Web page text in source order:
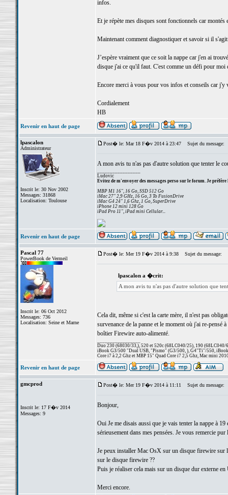
infos.
Et je répète mes disques sont fonctionnels car
Maintenant comment diagnostiquer et savoir si il
J’espère vraiment que ce soit la nappe car j'en ai
disque j'ai ce qu'il faut. C'est comme un défi pour moi
Encore merci à vous pour vos infos et conseils car j'y
Cordialement
HB
Revenir en haut de page
lpascalon
Administrateur
Inscrit le: 30 Nov 2002
Messages: 31868
Localisation: Toulouse
Post� le: Mar 18 F�v 2014 à 23:47 Sujet du message:
A mon avis tu n'as pas d'autre solution que tenter le
Ludovic
Evitez de m'envoyer des messages perso sur le forum. Je préfère
MBP M1 16", 16 Go, SSD 512 Go
iMac 27" 2,9 GHz, 16 Go, 3 To FusionDrive
iMac G4 24" 1,6 Ghz, 1 Go, SuperDrive
iPhone 12 mini 128 Go
iPad Pro 11", iPad mini Cellular...
Revenir en haut de page
Pascal 77
PowerBook de Vermeil
Inscrit le: 06 Oct 2012
Messages: 736
Localisation: Seine et Marne
Post� le: Mer 19 F�v 2014 à 9:38 Sujet du message:
lpascalon a �crit:
A mon avis tu n'as pas d'autre solution que
Cela dit, même si c'est la carte mère, il n'est pas
survenance de la panne et le moment où j'ai re-pensé
boîtier Firewire auto-alimenté.
Duo 230 (68030/33,), 520 et 520c (68LC040/25), 190 (68LC040/
iBook G3/500 "Dual USB, "Pismo" (G3/500, ), G4"Ti"/550,
Core i7 à 2,2 Ghz et MBP 15" Quad Core i7 2,5 Ghz, Mac mini
Revenir en haut de page
gmcprod
Inscrit le: 17 F�v 2014
Messages: 9
Post� le: Mer 19 F�v 2014 à 11:11 Sujet du message:
Bonjour,
Oui Je me disais aussi que je vais tenter la nappe à
sérieusement dans mes pensées. Je vous remercie
Je peux installer Mac OsX sur un disque firewire sur
sur le disque firewire ??
Puis je réaliser cela mais sur un disque dur externe en
Merci encore.